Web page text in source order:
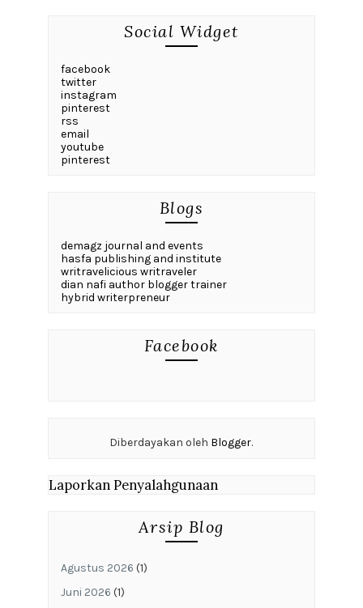
Social Widget
facebook
twitter
instagram
pinterest
rss
email
youtube
pinterest
Blogs
demagz journal and events
hasfa publishing and institute
writravelicious writraveler
dian nafi author blogger trainer
hybrid writerpreneur
Facebook
Diberdayakan oleh Blogger.
Laporkan Penyalahgunaan
Arsip Blog
Agustus 2026 (1)
Juni 2026 (1)